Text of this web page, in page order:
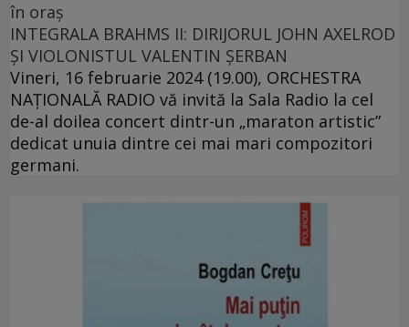
în oraș
INTEGRALA BRAHMS II: DIRIJORUL JOHN AXELROD
ȘI VIOLONISTUL VALENTIN ȘERBAN
Vineri, 16 februarie 2024 (19.00), ORCHESTRA
NAŢIONALĂ RADIO vă invită la Sala Radio la cel
de-al doilea concert dintr-un „maraton artistic”
dedicat unuia dintre cei mai mari compozitori
germani.